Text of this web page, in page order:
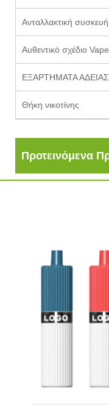
Ανταλλακτική
Αυθεντικό σχέδιο
ΕΞΑΡΤΗΜΑΤΑ ΑΔΕΙΑΣ
Θήκη νικοτίνης
Προτεινόμενα